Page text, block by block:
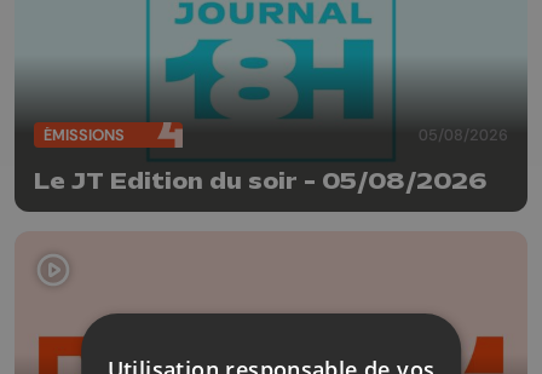
ÉMISSIONS 05/08/2026
Le JT Edition du soir - 05/08/2026